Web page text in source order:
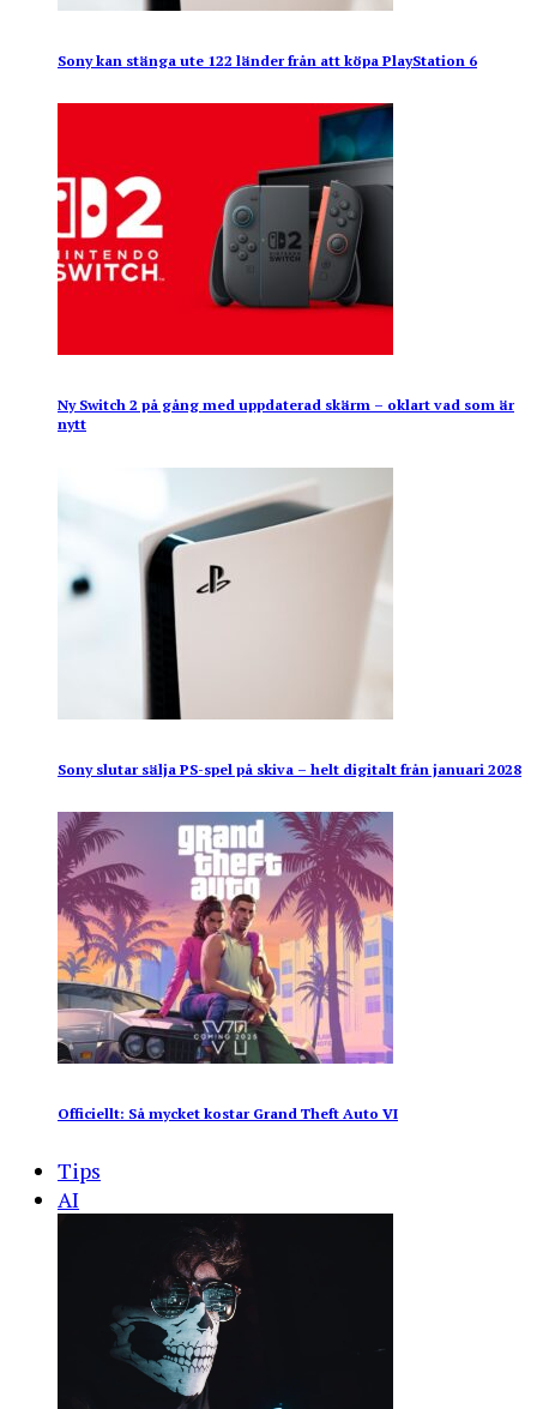
Sony kan stänga ute 122 länder från att köpa PlayStation 6
Ny Switch 2 på gång med uppdaterad skärm – oklart vad som är
nytt
Sony slutar sälja PS-spel på skiva – helt digitalt från januari 2028
Officiellt: Så mycket kostar Grand Theft Auto VI
Tips
AI